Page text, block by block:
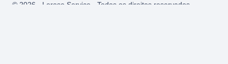
© 2026 - Lerose Service - Todos os direitos reservados